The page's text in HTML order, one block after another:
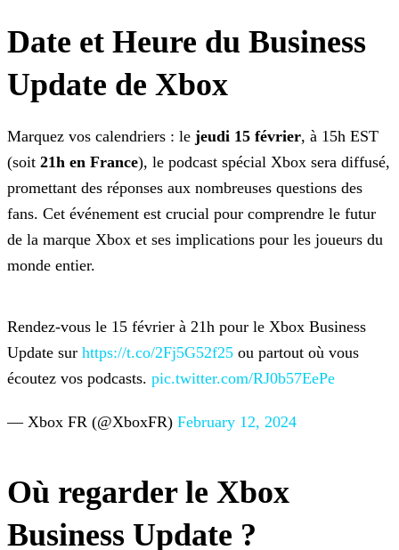
Date et Heure du Business
Update de Xbox
Marquez vos calendriers : le jeudi 15 février, à 15h EST
(soit 21h en France), le podcast spécial Xbox sera diffusé,
promettant des réponses aux nombreuses questions des
fans. Cet événement est crucial pour comprendre le futur
de la marque Xbox et ses implications pour les joueurs du
monde entier.
Rendez-vous le 15 février à 21h pour le Xbox Business
Update sur https://t.co/2Fj5G52f25 ou partout où vous
écoutez vos podcasts. pic.twitter.com/RJ0b57EePe
— Xbox FR (@XboxFR) February 12, 2024
Où regarder le Xbox
Business Update ?